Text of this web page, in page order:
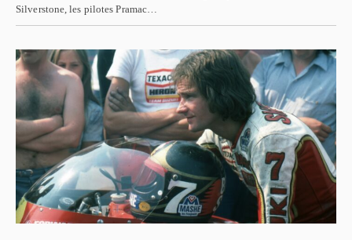
Silverstone, les pilotes Pramac…